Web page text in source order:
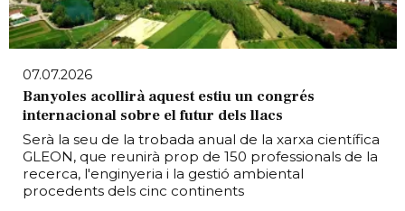
07.07.2026
Banyoles acollirà aquest estiu un congrés
internacional sobre el futur dels llacs
Serà la seu de la trobada anual de la xarxa científica
GLEON, que reunirà prop de 150 professionals de la
recerca, l'enginyeria i la gestió ambiental
procedents dels cinc continents